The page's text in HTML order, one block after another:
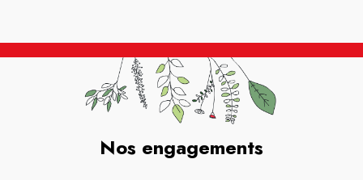
Nos engagements